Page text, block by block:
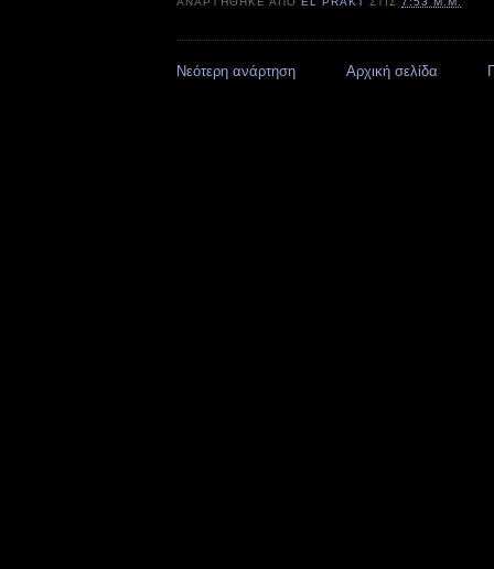
Νεότερη ανάρτηση Αρχική σελίδα